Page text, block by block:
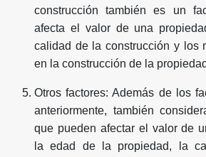
construcción también es un
afecta el valor de una
calidad de la construcción y los
en la construcción de la
Otros factores: Además de los
anteriormente, también
que pueden afectar el valor de
la edad de la propiedad, la